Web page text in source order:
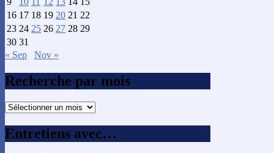
16 17 18 19 20 21 22
23 24 25 26 27 28 29
30 31
« Sep
Nov »
Recherche par mois
Recherche
mois
Entretiens avec…